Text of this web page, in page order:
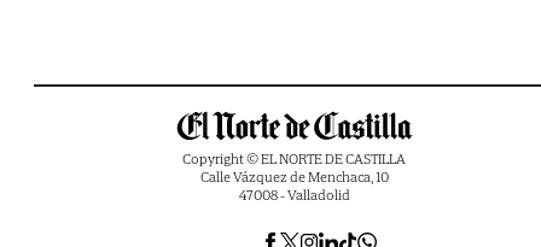
Copyright © EL NORTE DE CASTILLA
Calle Vázquez de Menchaca, 10
47008 - Valladolid